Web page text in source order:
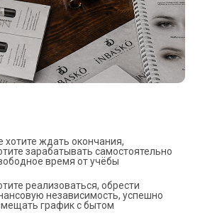
хотите ждать окончания,
зарабатывать самостоятельно
время от учёбы
реализоваться, обрести
независимость, успешно
график с бытом